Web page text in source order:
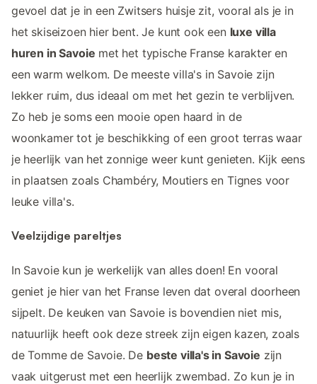
gevoel dat je in een Zwitsers huisje zit, vooral als je in
het skiseizoen hier bent. Je kunt ook een luxe villa
huren in Savoie met het typische Franse karakter en
een warm welkom. De meeste villa's in Savoie zijn
lekker ruim, dus ideaal om met het gezin te verblijven.
Zo heb je soms een mooie open haard in de
woonkamer tot je beschikking of een groot terras waar
je heerlijk van het zonnige weer kunt genieten. Kijk eens
in plaatsen zoals Chambéry, Moutiers en Tignes voor
leuke villa's.
Veelzijdige pareltjes
In Savoie kun je werkelijk van alles doen! En vooral
geniet je hier van het Franse leven dat overal doorheen
sijpelt. De keuken van Savoie is bovendien niet mis,
natuurlijk heeft ook deze streek zijn eigen kazen, zoals
de Tomme de Savoie. De beste villa's in Savoie zijn
vaak uitgerust met een heerlijk zwembad. Zo kun je in